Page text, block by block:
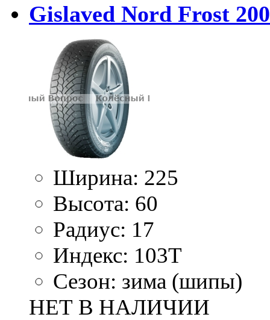
Gislaved Nord Frost
Ширина: 225
Высота: 60
Радиус: 17
Индекс: 103T
Сезон: зима (шипы)
НЕТ В НАЛИЧИИ